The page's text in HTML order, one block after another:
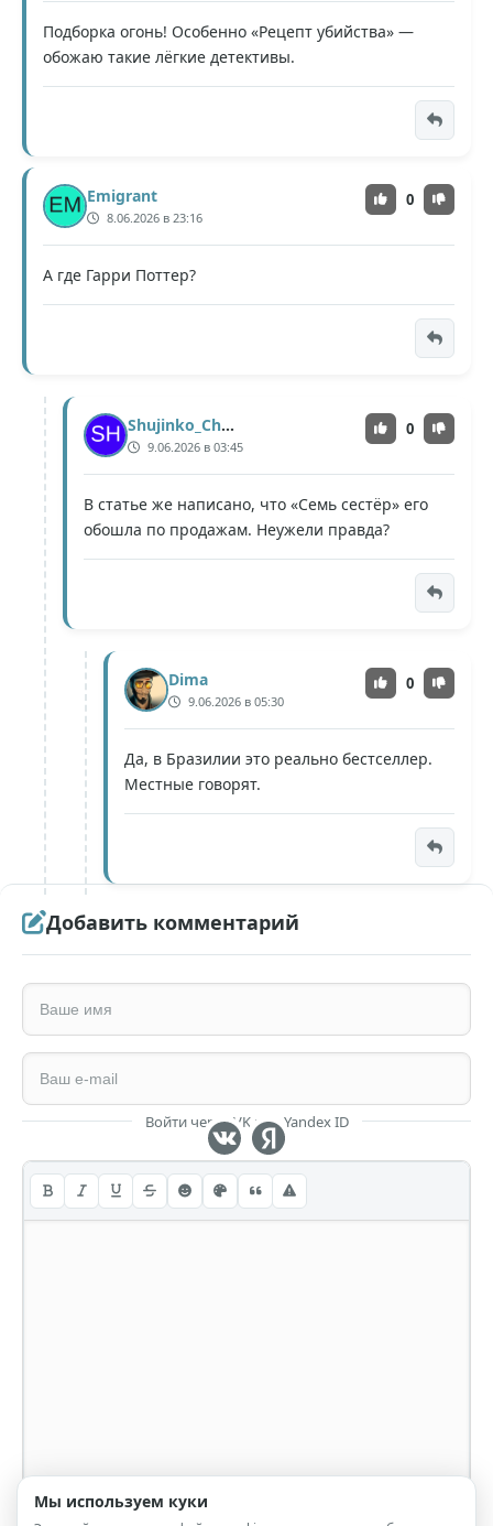
Подборка огонь! Особенно «Рецепт убийства» —
обожаю такие лëгкие детективы.
Emigrant
8.06.2026 в 23:16
0
А где Гарри Поттер?
Shujinko_Chosen
9.06.2026 в 03:45
0
В статье же написано, что «Семь сестёр» его
обошла по продажам. Неужели правда?
Dima
9.06.2026 в 05:30
0
Да, в Бразилии это реально бестселлер.
Местные говорят.
Добавить комментарий
Войти через VK или Yandex ID
Мы используем куки